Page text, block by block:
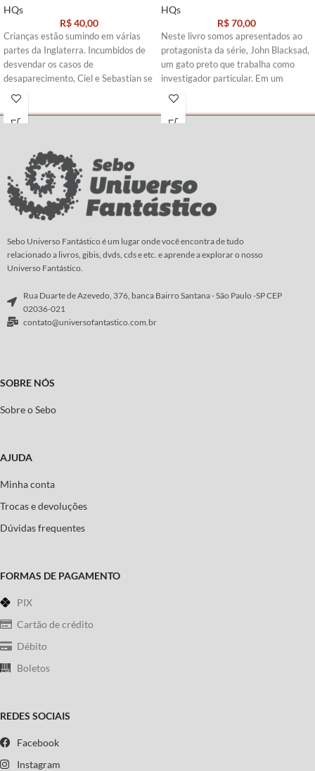
HQs
R$40,00
Crianças estão sumindo em várias
partes da Inglaterra. Incumbidos de
desvendar os casos de
desaparecimento, Ciel e Sebastian se
infiltram na trupe de um circo
itinerante que parece ser a chave do
mistério. Um palhaço misteriosos
sangue, que giram... e giram... Com
vocês, o mangá sobre o mordomo
que exala a mais delicada fragrância
de rosas...
Roteiro eArte:Yana Toboso
HQs
R$70,00
Neste livro somos apresentados ao
protagonista da série, John Blacksad,
um gato preto que trabalha como
investigador particular. Em um
cenário de filme noir dos anos 1950,
esse detetive deve solucionar
assassinatos misteriosos e enfrentar
Sebo Universo Fantástico é um lugar onde você encontra de tudo
relacionado a livros, gibis, dvds, cds e etc. e aprende a explorar o nosso
Universo Fantástico.
Rua Duarte de Azevedo, 376, banca Bairro Santana - São Paulo -SP CEP
02036-021
contato@universofantastico.com.br
SOBRE NÓS
Sobre o Sebo
AJUDA
Minha conta
Trocas e devoluções
Dúvidas frequentes
FORMAS DE PAGAMENTO
PIX
Cartão de crédito
Débito
Boletos
REDES SOCIAIS
Facebook
Instagram